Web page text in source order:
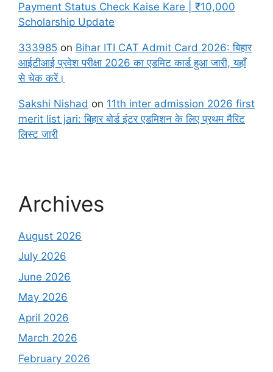
Payment Status Check Kaise Kare | ₹10,000
Scholarship Update
333985 on Bihar ITI CAT Admit Card 2026: बिहार
आईटीआई प्रवेश परीक्षा 2026 का एडमिट कार्ड हुआ जारी, यहाँ
से चेक करें।
Sakshi Nishad on 11th inter admission 2026 first
merit list jari: बिहार बोर्ड इंटर एडमिशन के लिए प्रथम मैरिट
लिस्ट जारी
Archives
August 2026
July 2026
June 2026
May 2026
April 2026
March 2026
February 2026